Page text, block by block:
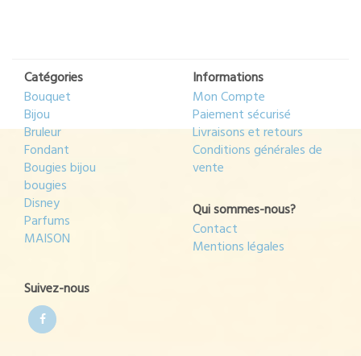
Catégories
Bouquet
Bijou
Bruleur
Fondant
Bougies bijou
bougies
Disney
Parfums
MAISON
Informations
Mon Compte
Paiement sécurisé
Livraisons et retours
Conditions générales de
vente
Qui sommes-nous?
Contact
Mentions légales
Suivez-nous
Facebook